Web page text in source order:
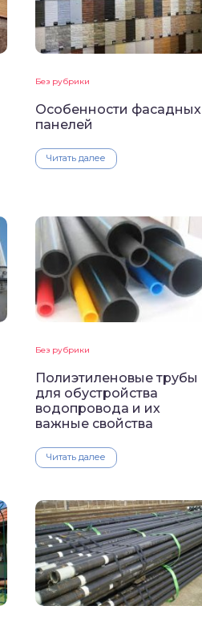
Без рубрики
Особенности фасадных
панелей
Читать далее
Без рубрики
Полиэтиленовые трубы
для обустройства
водопровода и их
важные свойства
Читать далее